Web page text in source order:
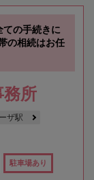
ての手続きに
の相続はお任
務所
ザ駅
駐車場あり